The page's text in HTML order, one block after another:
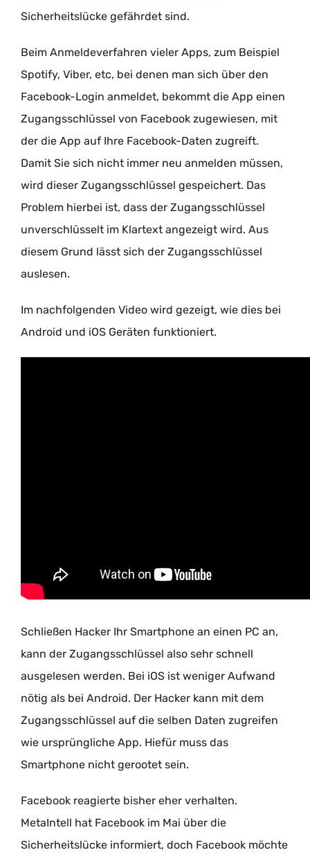
Sicherheitslücke gefährdet sind.
Beim Anmeldeverfahren vieler Apps, zum Beispiel
Spotify, Viber, etc, bei denen man sich über den
Facebook-Login anmeldet, bekommt die App einen
Zugangsschlüssel von Facebook zugewiesen, mit
der die App auf Ihre Facebook-Daten zugreift.
Damit Sie sich nicht immer neu anmelden müssen,
wird dieser Zugangsschlüssel gespeichert. Das
Problem hierbei ist, dass der Zugangsschlüssel
unverschlüsselt im Klartext angezeigt wird. Aus
diesem Grund lässt sich der Zugangsschlüssel
auslesen.
Im nachfolgenden Video wird gezeigt, wie dies bei
Android und iOS Geräten funktioniert.
Schließen Hacker Ihr Smartphone an einen PC an,
kann der Zugangsschlüssel also sehr schnell
ausgelesen werden. Bei iOS ist weniger Aufwand
nötig als bei Android. Der Hacker kann mit dem
Zugangsschlüssel auf die selben Daten zugreifen
wie ursprüngliche App. Hiefür muss das
Smartphone nicht gerootet sein.
Facebook reagierte bisher eher verhalten.
MetaIntell hat Facebook im Mai über die
Sicherheitslücke informiert, doch Facebook möchte